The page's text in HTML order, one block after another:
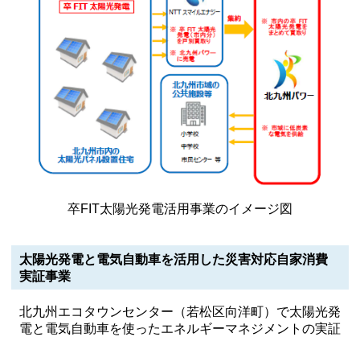
卒FIT太陽光発電活用事業のイメージ図
太陽光発電と電気自動車を活用した災害対応自家消費
実証事業
北九州エコタウンセンター（若松区向洋町）で太陽光発
電と電気自動車を使ったエネルギーマネジメントの実証